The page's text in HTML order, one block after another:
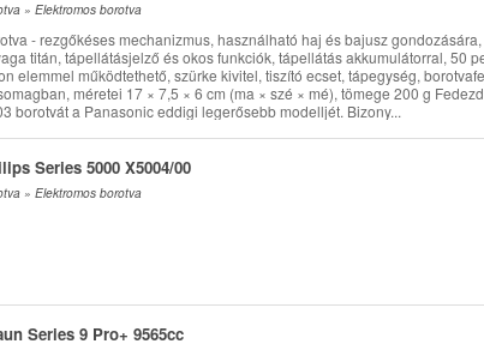
» Elektromos borotva
- rezgőkéses mechanizmus, használható haj és bajusz
titán, tápellátásjelző és okos funkciók, tápellátás akkumulátorral, 50
elemmel működtethető, szürke kivitel, tiszító ecset, tápegység,
méretei 17 × 7,5 × 6 cm (ma × szé × mé), tömege 200 g
borotvát a Panasonic eddigi legerősebb modelljét. Bizony...
Series 5000 X5004/00
» Elektromos borotva
Series 9 Pro+ 9565cc